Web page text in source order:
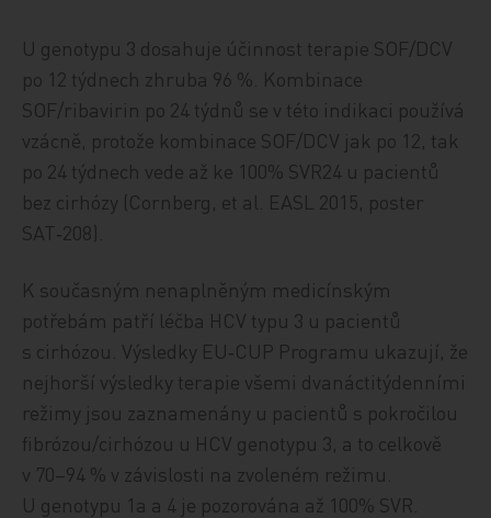
U genotypu 3 dosahuje účinnost terapie SOF/DCV
po 12 týdnech zhruba 96 %. Kombinace
SOF/ribavirin po 24 týdnů se v této indikaci používá
vzácně, protože kombinace SOF/DCV jak po 12, tak
po 24 týdnech vede až ke 100% SVR24 u pacientů
bez cirhózy (Cornberg, et al. EASL 2015, poster
SAT‑208).
K současným nenaplněným medicínským
potřebám patří léčba HCV typu 3 u pacientů
s cirhózou. Výsledky EU‑CUP Programu ukazují, že
nejhorší výsledky terapie všemi dvanáctitýdenními
režimy jsou zaznamenány u pacientů s pokročilou
fibrózou/cirhózou u HCV genotypu 3, a to celkově
v 70–94 % v závislosti na zvoleném režimu.
U genotypu 1a a 4 je pozorována až 100% SVR.